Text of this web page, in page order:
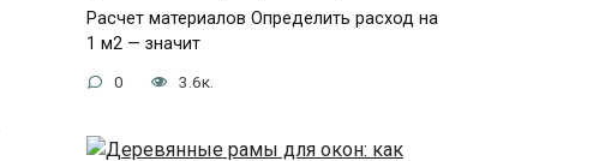
Расчет материалов Определить расход на
1 м2 — значит
0 3.6к.